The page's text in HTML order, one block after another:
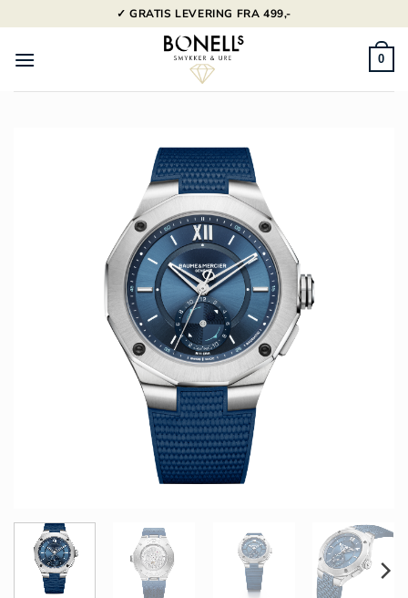
til
indhold
✓ GRATIS LEVERING FRA 499,-
0